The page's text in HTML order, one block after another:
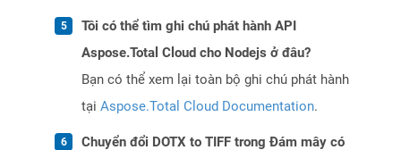
Tôi có thể tìm ghi chú phát hành API
Aspose.Total Cloud cho Nodejs ở đâu?
Bạn có thể xem lại toàn bộ ghi chú phát hành
tại Aspose.Total Cloud Documentation.
Chuyển đổi DOTX to TIFF trong Đám mây có